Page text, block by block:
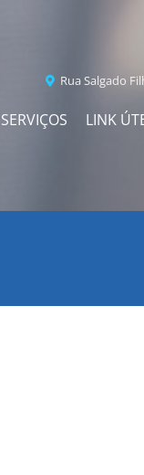
Rua Salgado
SERVIÇOS LINK